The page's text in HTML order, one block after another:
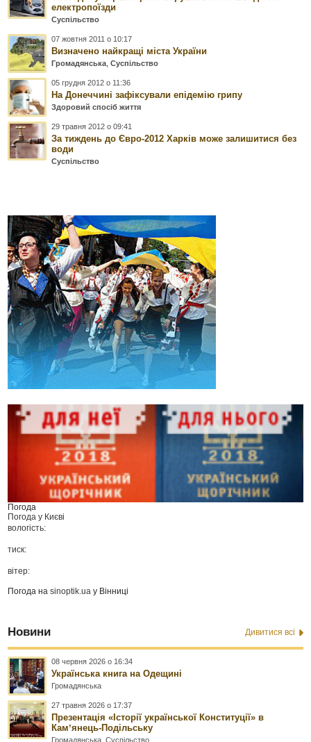
електропоїзди
Суспільство
07 жовтня 2011 о 10:17
Визначено найкращі міста України
Громадянська ,Суспільство
05 грудня 2012 о 11:36
На Донеччині зафіксували епідемію грипу
Здоровий спосіб життя
29 травня 2012 о 09:41
За тиждень до Євро-2012 Харків може залишитися без
води
Суспільство
Погода
Погода у Києві
вологість:
тиск:
вітер:
Погода наsinoptik.ua у Вінниці
Новини Дивитися всі
08 червня 2026 о 16:34
Українська книга на Одещині
Громадянська
27 травня 2026 о 17:37
Презентація «Історії української Конституції» в
Камʼянець-Подільську
Громадянська ,Суспільство